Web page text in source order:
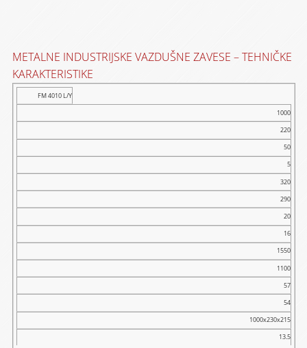
METALNE INDUSTRIJSKE VAZDUŠNE ZAVESE – TEHNIČKE
KARAKTERISTIKE
MODEL
DUŽINA
VAZDUHAVAZDUHABUKE
[DB]
FM 4010 L/Y
1000
220
50
5
320
290
20
16
1550
1100
57
54
1000x230x215
13.5